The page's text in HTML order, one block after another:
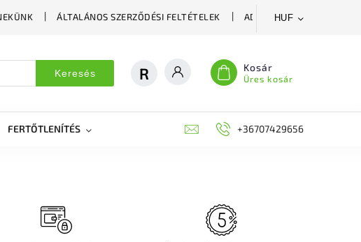
ÁLTALÁNOS SZERZŐDÉSI FELTÉTELEK ADATVÉDELMI
HUF
Keresés Kosár
Üres kosár
FERTŐTLENÍTÉS DEKORÁCIÓS FALPANEL, MŰNÖVÉNY FAL
+36707429656